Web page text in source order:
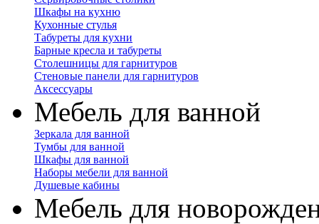
Шкафы на кухню
Кухонные стулья
Табуреты для кухни
Барные кресла и табуреты
Столешницы для гарнитуров
Стеновые панели для гарнитуров
Аксессуары
Мебель для ванной
Зеркала для ванной
Тумбы для ванной
Шкафы для ванной
Наборы мебели для ванной
Душевые кабины
Мебель для